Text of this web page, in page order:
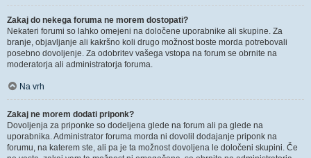
Zakaj do nekega foruma ne morem dostopati?
Nekateri forumi so lahko omejeni na določene uporabnike ali skupine. Za
branje, objavljanje ali kakršno koli drugo možnost boste morda potrebovali
posebno dovoljenje. Za odobritev vašega vstopa na forum se obrnite na
moderatorja ali administratorja foruma.
Na vrh
Zakaj ne morem dodati priponk?
Dovoljenja za priponke so dodeljena glede na forum ali pa glede na
uporabnika. Administrator foruma morda ni dovolil dodajanje priponk na
forumu, na katerem ste, ali pa je ta možnost dovoljena le določeni skupini. Če